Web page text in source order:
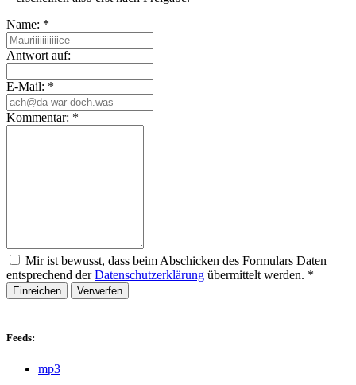
Name: *
Antwort auf:
E-Mail: *
Kommentar: *
Mir ist bewusst, dass beim Abschicken des Formulars Daten
entsprechend derDatenschutzerklärung übermittelt werden. *
Einreichen Verwerfen
Feeds:
mp3